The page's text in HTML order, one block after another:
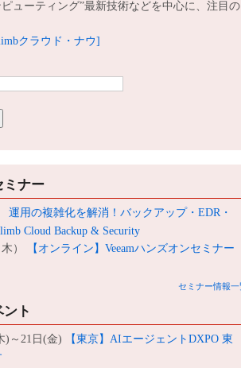
ューティング”最新技術などを中心に、注目
クラウド・ナウ]
ミナー
運用の複雑化を解消！バックアップ・EDR・
Cloud Backup & Security
）
【オンライン】Veeamハンズオンセミナー
セミナー情報一
ト
)～21日(金)
【東京】AIエージェントDXPO 東